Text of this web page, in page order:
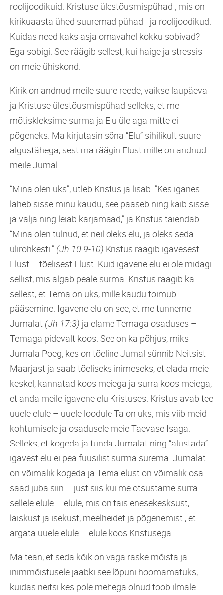
roolijoodikuid. Kristuse ülestõusmispühad , mis on
kirikuaasta ühed suuremad pühad - ja roolijoodikud.
Kuidas need kaks asja omavahel kokku sobivad?
Ega sobigi. See räägib sellest, kui haige ja stressis
on meie ühiskond.
Kirik on andnud meile suure reede, vaikse laupäeva
ja Kristuse ülestõusmispühad selleks, et me
mõtiskleksime surma ja Elu üle aga mitte ei
põgeneks. Ma kirjutasin sõna “Elu” sihilikult suure
algustähega, sest ma räägin Elust mille on andnud
meile Jumal.
“Mina olen uks”, ütleb Kristus ja lisab: ”Kes iganes
läheb sisse minu kaudu, see pääseb ning käib sisse
ja välja ning leiab karjamaad,” ja Kristus täiendab:
“Mina olen tulnud, et neil oleks elu, ja oleks seda
ülirohkesti.” (Jh 10:9-10) Kristus räägib igavesest
Elust – tõelisest Elust. Kuid igavene elu ei ole midagi
sellist, mis algab peale surma. Kristus räägib ka
sellest, et Tema on uks, mille kaudu toimub
pääsemine. Igavene elu on see, et me tunneme
Jumalat (Jh 17:3) ja elame Temaga osaduses –
Temaga pidevalt koos. See on ka põhjus, miks
Jumala Poeg, kes on tõeline Jumal sünnib Neitsist
Maarjast ja saab tõeliseks inimeseks, et elada meie
keskel, kannatad koos meiega ja surra koos meiega,
et anda meile igavene elu Kristuses. Kristus avab tee
uuele elule – uuele loodule Ta on uks, mis viib meid
kohtumisele ja osadusele meie Taevase Isaga.
Selleks, et kogeda ja tunda Jumalat ning “alustada”
igavest elu ei pea füüsilist surma surema. Jumalat
on võimalik kogeda ja Tema elust on võimalik osa
saad juba siin – just siis kui me otsustame surra
sellele elule – elule, mis on täis enesekesksust,
laiskust ja isekust, meelheidet ja põgenemist , et
ärgata uuele elule – elule koos Kristusega.
Ma tean, et seda kõik on väga raske mõista ja
inimmõistusele jääbki see lõpuni hoomamatuks,
kuidas neitsi kes pole mehega olnud toob ilmale